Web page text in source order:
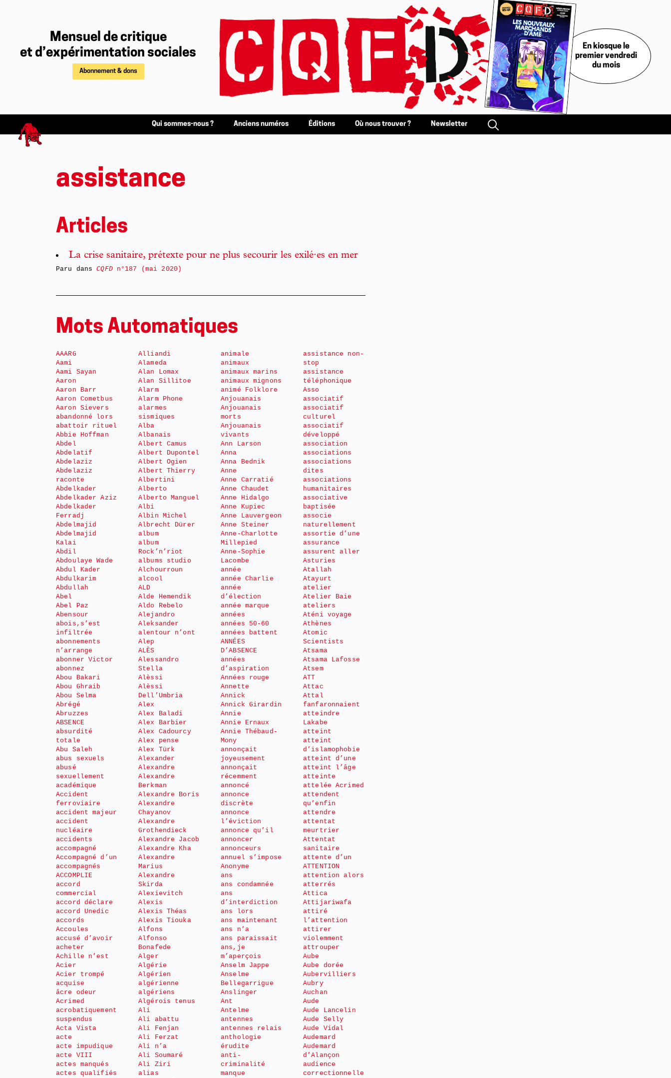
Mensuel de critique
et d’expérimentation sociales
Abonnement & dons
En kiosque le
premier vendredi
du mois
Qui sommes-nous ? Anciens numéros Éditions Où nous trouver ? Newsletter
assistance
Articles
La crise sanitaire, prétexte pour ne plus secourir les exilé·es en mer
Paru dansCQFDn°187 (mai 2020)
Mots Automatiques
AAARG
Aami
Aami Sayan
Aaron
Aaron Barr
Aaron Cometbus
Aaron Sievers
abandonné lors
abattoir rituel
Abbie Hoffman
Abdel
Abdelatif
Abdelaziz
Abdelaziz
raconte
Abdelkader
Abdelkader Aziz
Abdelkader
Ferradj
Abdelmajid
Abdelmajid
Kalai
Abdil
Abdoulaye Wade
Abdul Kader
Abdulkarim
Abdullah
Abel
Abel Paz
Abensour
abois,s’est
infiltrée
abonnements
n’arrange
abonner Victor
abonnez
Abou Bakari
Abou Ghraib
Abou Selma
Abrégé
Abruzzes
ABSENCE
absurdité
totale
Abu Saleh
abus sexuels
abusé
sexuellement
académique
Accident
ferroviaire
accident majeur
accident
nucléaire
accidents
accompagné
Accompagné d’un
accompagnés
ACCOMPLIE
accord
commercial
accord déclare
accord Unedic
accords
Accoules
accusé d’avoir
acheter
Achille n’est
Acier
Acier trompé
acquise
âcre odeur
Acrimed
acrobatiquement
suspendus
Acta Vista
acte
acte impudique
acte VIII
actes manqués
actes qualifiés
Alliandi
Alameda
Alan Lomax
Alan Sillitoe
Alarm
Alarm Phone
alarmes
sismiques
Alba
Albanais
Albert Camus
Albert Dupontel
Albert Ogien
Albert Thierry
Albertini
Alberto
Alberto Manguel
Albi
Albin Michel
Albrecht Dürer
album
album
Rock’n’riot
albums studio
Alchourroun
alcool
ALD
Alde Hemendik
Aldo Rebelo
Alejandro
Aleksander
alentour n’ont
Alep
ALÈS
Alessandro
Stella
Alèssi
Alèssi
Dell’Umbria
Alex
Alex Baladi
Alex Barbier
Alex Cadourcy
Alex pense
Alex Türk
Alexander
Alexandre
Alexandre
Berkman
Alexandre Boris
Alexandre
Chayanov
Alexandre
Grothendieck
Alexandre Jacob
Alexandre Kha
Alexandre
Marius
Alexandre
Skirda
Alexievitch
Alexis
Alexis Théas
Alexis Tiouka
Alfons
Alfonso
Bonafede
Alger
Algérie
Algérien
algérienne
algériens
Algérois tenus
Ali
Ali abattu
Ali Fenjan
Ali Ferzat
Ali n’a
Ali Soumaré
Ali Ziri
alias
animale
animaux
animaux marins
animaux mignons
animé Folklore
Anjouanais
Anjouanais
morts
Anjouanais
vivants
Ann Larson
Anna
Anna Bednik
Anne
Anne Carratié
Anne Chaudet
Anne Hidalgo
Anne Kupiec
Anne Lauvergeon
Anne Steiner
Anne-Charlotte
Millepied
Anne-Sophie
Lacombe
année
année Charlie
année
d’élection
année marque
années
années 50-60
années battent
ANNÉES
D’ABSENCE
années
d’aspiration
Années rouge
Annette
Annick
Annick Girardin
Annie
Annie Ernaux
Annie Thébaud-
Mony
annonçait
joyeusement
annonçait
récemment
annoncé
annonce
discrète
annonce
l’éviction
annonce qu’il
annoncer
annonceurs
annuel s’impose
Anonyme
ans
ans condamnée
ans
d’interdiction
ans lors
ans maintenant
ans n’a
ans paraissait
ans,je
m’aperçois
Anselm Jappe
Anselme
Bellegarrigue
Anslinger
Ant
Antelme
antennes
antennes relais
anthologie
érudite
anti-
criminalité
manque
assistance non-
stop
assistance
téléphonique
Asso
associatif
associatif
culturel
associatif
développé
association
associations
associations
dites
associations
humanitaires
associative
baptisée
associe
naturellement
assortie d’une
assurance
assurent aller
Asturies
Atallah
Atayurt
atelier
Atelier Baie
ateliers
Aténi voyage
Athènes
Atomic
Scientists
Atsama
Atsama Lafosse
Atsem
ATT
Attac
Attal
fanfaronnaient
atteindre
Lakabe
atteint
atteint
d’islamophobie
atteint d’une
atteint l’âge
atteinte
attelée Acrimed
attendent
qu’enfin
attendre
attentat
meurtrier
Attentat
sanitaire
attente d’un
ATTENTION
attention alors
atterrés
Attica
Attijariwafa
attiré
l’attention
attirer
violemment
attrouper
Aube
Aube dorée
Aubervilliers
Aubry
Auchan
Aude
Aude Lancelin
Aude Selly
Aude Vidal
Audemard
Audemard
d’Alançon
audience
correctionnelle